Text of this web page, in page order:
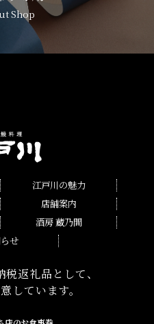
Shop
江戸川の魅力
店舗案内
酒房 蔵乃間
せ
返礼品として、
しています。